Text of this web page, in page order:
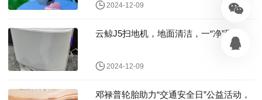
2024-12-09
云鲸J5扫地机，地面清洁，一“净”到底
2024-12-09
邓禄普轮胎助力“交通安全日”公益活动，